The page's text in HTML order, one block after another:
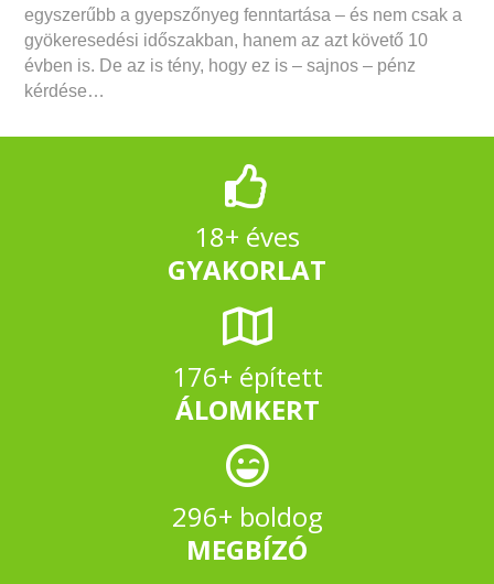
egyszerűbb a gyepszőnyeg fenntartása – és nem csak a
gyökeresedési időszakban, hanem az azt követő 10
évben is. De az is tény, hogy ez is – sajnos – pénz
kérdése…
18+ éves
GYAKORLAT
176+ épített
ÁLOMKERT
296+ boldog
MEGBÍZÓ